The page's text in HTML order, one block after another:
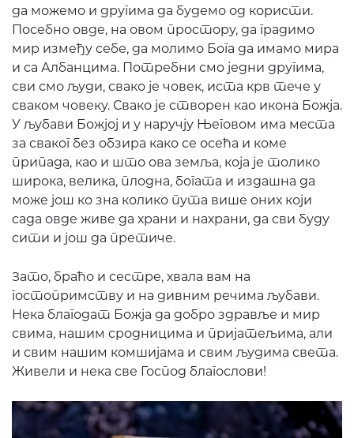
да можемо и другима да будемо од користи.
Посебно овде, на овом простору, да градимо
мир између себе, да молимо Бога да имамо мира
и са Албанцима. Потребни смо једни другима,
сви смо људи, свако је човек, иста крв тече у
сваком човеку. Свако је створен као икона Божја.
У љубави Божјој и у наручју Његовом има места
за сваког без обзира како се осећа и коме
припада, као и што ова земља, која је толико
широка, велика, плодна, богата и издашна да
може још ко зна колико пута више оних који
сада овде живе да храни и нахрани, да сви буду
сити и још да претиче.
Зато, браћо и сестре, хвала вам на
гостопримству и на дивним речима љубави.
Нека благодат Божја да добро здравље и мир
свима, нашим сродницима и пријатељима, али
и свим нашим комшијама и свим људима света.
Живели и нека све Господ благослови!
ПОНУДА ЕПАРХИЈСКЕ
Prethodni